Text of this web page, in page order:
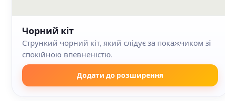
Чорний кіт
Стрункий чорний кіт, який слідує за покажчиком зі
спокійною впевненістю.
Додати до розширення